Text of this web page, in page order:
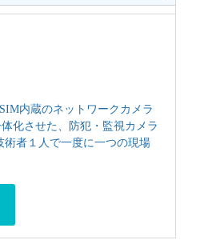
内蔵のネットワークカメラ
化させた、防犯・監視カメラ
術者１人で一度に一つの現場